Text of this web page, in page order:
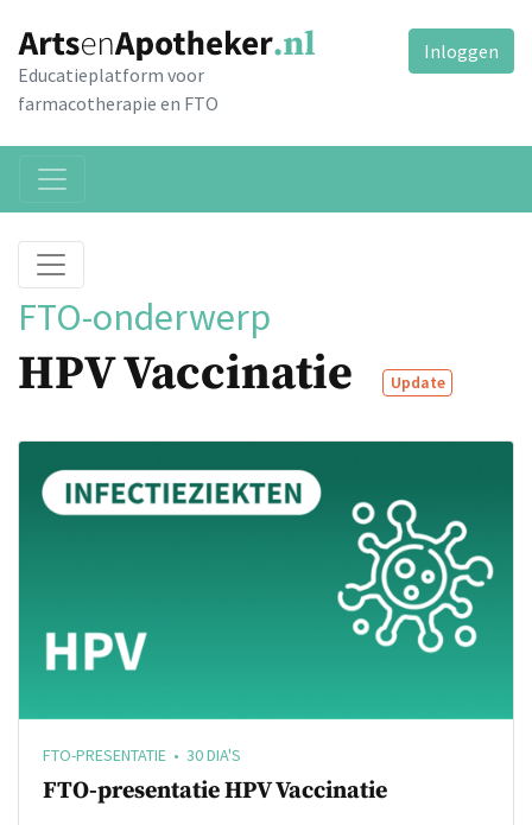
Educatieplatform voor
farmacotherapie en FTO
Inloggen
FTO-onderwerp
HPV Vaccinatie Update
FTO-PRESENTATIE • 30 DIA'S
FTO-presentatie HPV Vaccinatie